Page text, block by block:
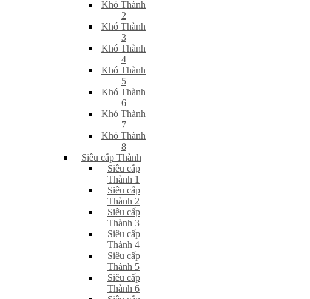
Khó Thành
2
Khó Thành
3
Khó Thành
4
Khó Thành
5
Khó Thành
6
Khó Thành
7
Khó Thành
8
Siêu cấp Thành
Siêu cấp
Thành 1
Siêu cấp
Thành 2
Siêu cấp
Thành 3
Siêu cấp
Thành 4
Siêu cấp
Thành 5
Siêu cấp
Thành 6